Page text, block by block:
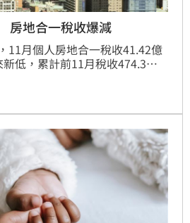
房地合一稅收爆減
11月個人房地合一稅收41.42億
低，累計前11月稅收474.3億
稅至少年減百億以上，反映市